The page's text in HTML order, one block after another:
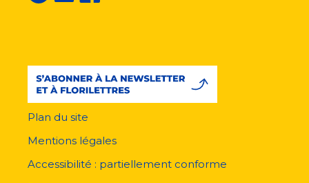
pied
page
Plan du site
Mentions légales
Accessibilité : partiellement conforme